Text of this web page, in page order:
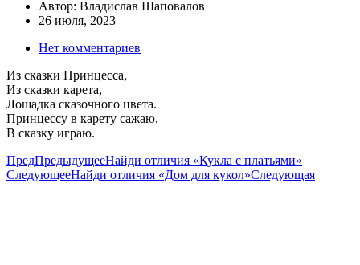
Автор: Владислав Шаповалов
26 июля, 2023
Нет комментариев
Из сказки Принцесса,
Из сказки карета,
Лошадка сказочного цвета.
Принцессу в карету сажаю,
В сказку играю.
ПредПредыдущееНайди отличия «Кукла с платьями»
СледующееНайди отличия «Дом для кукол»Следующая